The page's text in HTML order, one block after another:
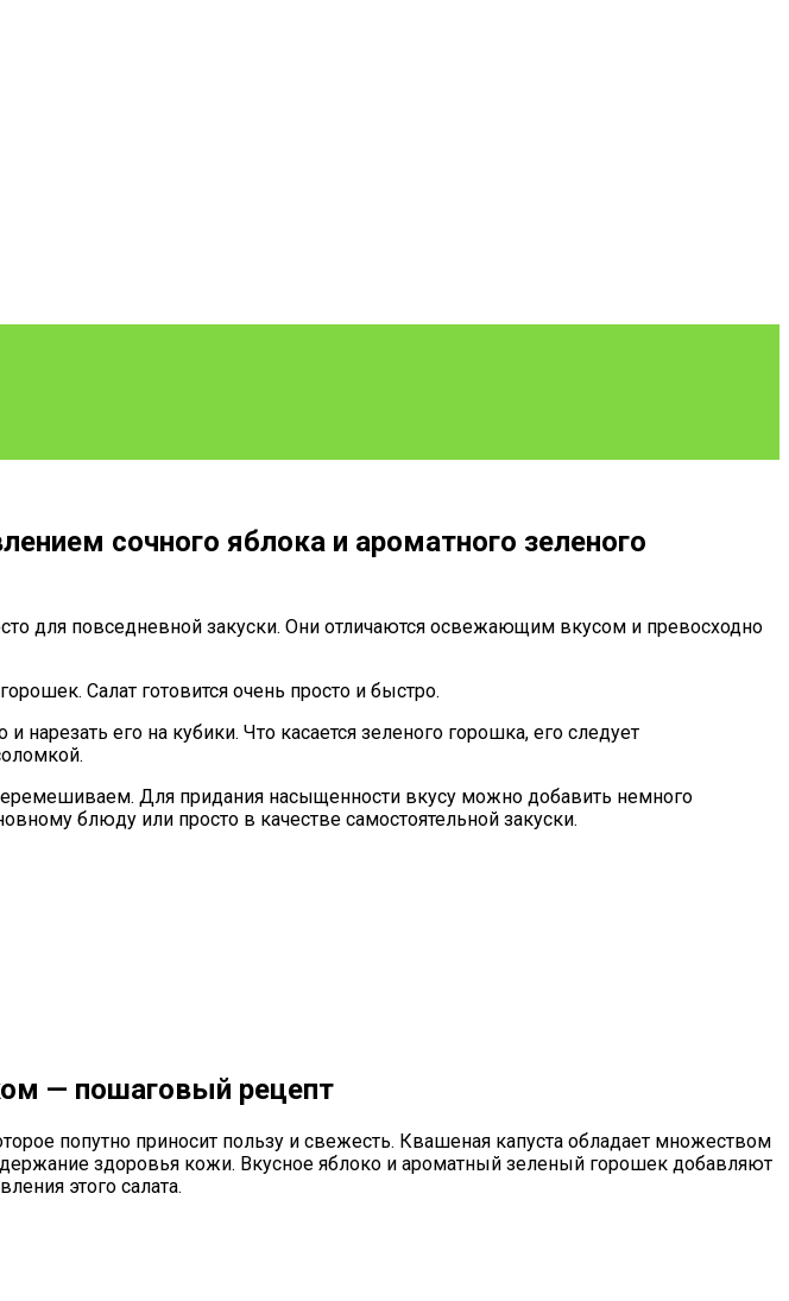
сочного яблока и ароматного зеленого
для повседневной закуски. Они отличаются освежающим вкусом и превосходно
Салат готовится очень просто и быстро.
его на кубики. Что касается зеленого горошка, его следует
Для придания насыщенности вкусу можно добавить немного
блюду или просто в качестве самостоятельной закуски.
— пошаговый рецепт
попутно приносит пользу и свежесть. Квашеная капуста обладает множеством
здоровья кожи. Вкусное яблоко и ароматный зеленый горошек добавляют
этого салата.